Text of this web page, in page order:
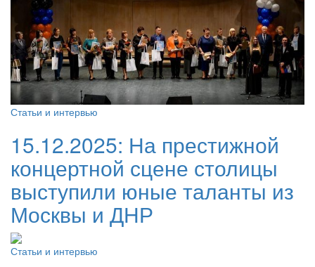
Статьи и интервью
15.12.2025: На престижной
концертной сцене столицы
выступили юные таланты из
Москвы и ДНР
Статьи и интервью